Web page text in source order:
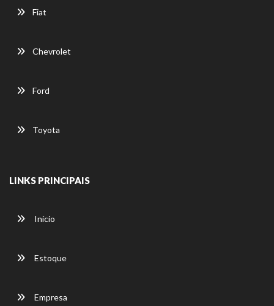
Fiat
Chevrolet
Ford
Toyota
LINKS PRINCIPAIS
Início
Estoque
Empresa